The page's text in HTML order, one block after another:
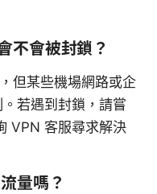
不會被封鎖？
但某些機場網路或企
若遇到封鎖，請嘗
VPN 客服尋求解決
量嗎？